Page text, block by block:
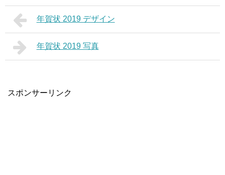
年賀状 2019 デザイン
年賀状 2019 写真
スポンサーリンク